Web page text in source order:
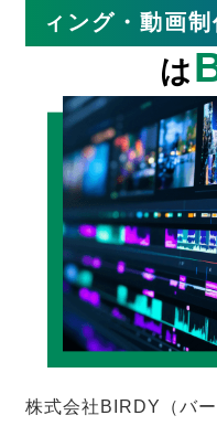
ィング・動画制
は
株式会社BIRDY（バ